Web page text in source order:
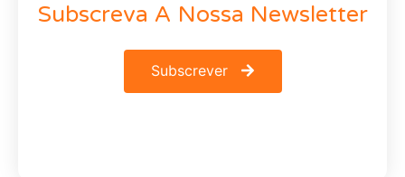
Subscreva A Nossa Newsletter
Subscrever